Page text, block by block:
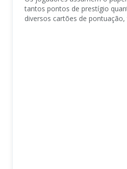
tantos pontos de prestígio
diversos cartões de